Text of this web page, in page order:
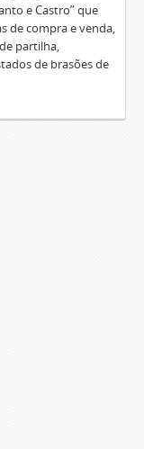
e Castro” que
de compra e venda,
partilha,
de brasões de